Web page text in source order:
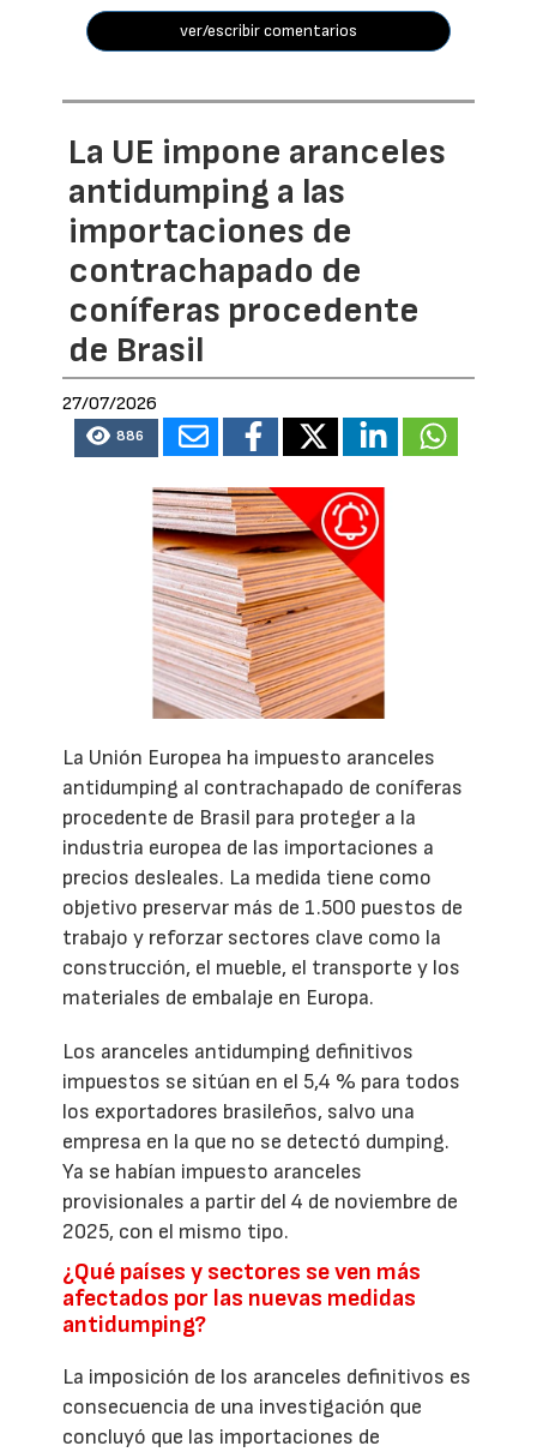
ver/escribir comentarios
La UE impone aranceles
antidumping a las
importaciones de
contrachapado de
coníferas procedente
de Brasil
27/07/2026
886
La Unión Europea ha impuesto aranceles
antidumping al contrachapado de coníferas
procedente de Brasil para proteger a la
industria europea de las importaciones a
precios desleales. La medida tiene como
objetivo preservar más de 1.500 puestos de
trabajo y reforzar sectores clave como la
construcción, el mueble, el transporte y los
materiales de embalaje en Europa.
Los aranceles antidumping definitivos
impuestos se sitúan en el 5,4 % para todos
los exportadores brasileños, salvo una
empresa en la que no se detectó dumping.
Ya se habían impuesto aranceles
provisionales a partir del 4 de noviembre de
2025, con el mismo tipo.
¿Qué países y sectores se ven más
afectados por las nuevas medidas
antidumping?
La imposición de los aranceles definitivos es
consecuencia de una investigación que
concluyó que las importaciones de